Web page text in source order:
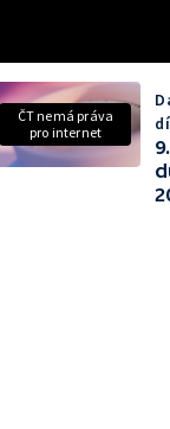
ČT nemá práva
pro internet
9.